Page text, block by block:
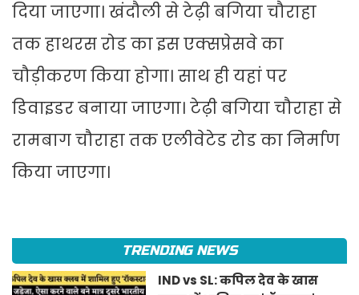
दिया जाएगा। खंदौली से टेढ़ी बगिया चौराहा
तक हाथरस रोड का इस एक्सप्रेसवे का
चौड़ीकरण किया होगा। साथ ही यहां पर
डिवाइडर बनाया जाएगा। टेढ़ी बगिया चौराहा से
रामबाग चौराहा तक एलीवेटेड रोड का निर्माण
किया जाएगा।
TRENDING NEWS
IND vs SL: कपिल देव के खास